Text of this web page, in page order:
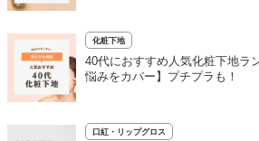
化粧下地
40代におすすめ人気化粧下地ラ
悩みをカバー】プチプラも！
口紅・リップグロス